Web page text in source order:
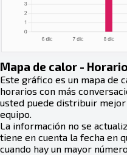
Mapa de calor -
Este gráfico es un mapa de
horarios con más
usted puede distribuir
equipo.
La información no se
tiene en cuenta la fecha en
cuando hay un mayor